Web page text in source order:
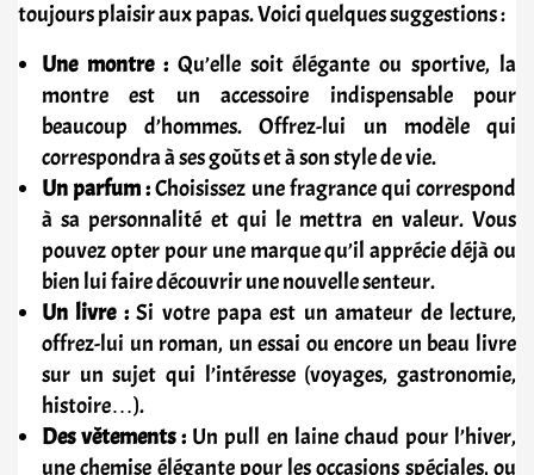
toujours plaisir aux papas. Voici quelques suggestions :
Une montre :Qu’elle soit élégante ou sportive, la
montre est un accessoire indispensable pour
beaucoup d’hommes. Offrez-lui un modèle qui
correspondra à ses goûts et à son style de vie.
Un parfum :Choisissez une fragrance qui correspond
à sa personnalité et qui le mettra en valeur. Vous
pouvez opter pour une marque qu’il apprécie déjà ou
bien lui faire découvrir une nouvelle senteur.
Un livre :Si votre papa est un amateur de lecture,
offrez-lui un roman, un essai ou encore un beau livre
sur un sujet qui l’intéresse (voyages, gastronomie,
histoire…).
Des vêtements : Un pull en laine chaud pour l’hiver,
une chemise élégante pour les occasions spéciales, ou